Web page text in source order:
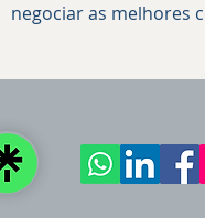
negociar as melhores